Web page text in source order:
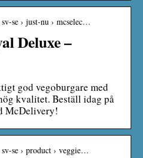
se › just-nu › mcselec…
Deluxe –
god vegoburgare med
kvalitet. Beställ idag på
McDelivery!
se › product › veggie…